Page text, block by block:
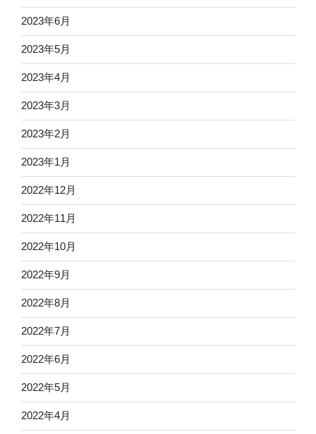
2023年6月
2023年5月
2023年4月
2023年3月
2023年2月
2023年1月
2022年12月
2022年11月
2022年10月
2022年9月
2022年8月
2022年7月
2022年6月
2022年5月
2022年4月